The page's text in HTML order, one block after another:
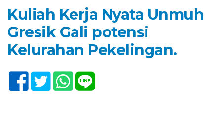
Kuliah Kerja Nyata Unmuh
Gresik Gali potensi
Kelurahan Pekelingan.